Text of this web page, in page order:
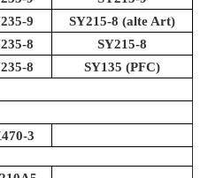
9
SY215-8 (alte Art)
8
SY215-8
8
SY135 (PFC)
3